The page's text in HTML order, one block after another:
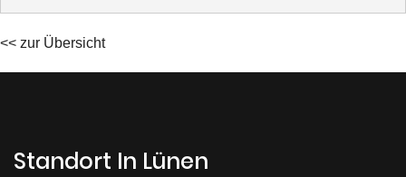
<< zur Übersicht
Standort In Lünen